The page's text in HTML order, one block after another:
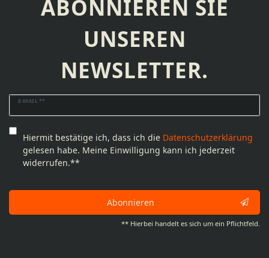
ABONNIEREN SIE
UNSEREN
NEWSLETTER.
E-MAIL **
Newsletter
Honig
Hiermit bestätige ich, dass ich die Daten­schutz­erklärung
gelesen habe. Meine Einwilligung kann ich jederzeit
widerrufen.**
Abonnieren
** Hierbei handelt es sich um ein Pflichtfeld.